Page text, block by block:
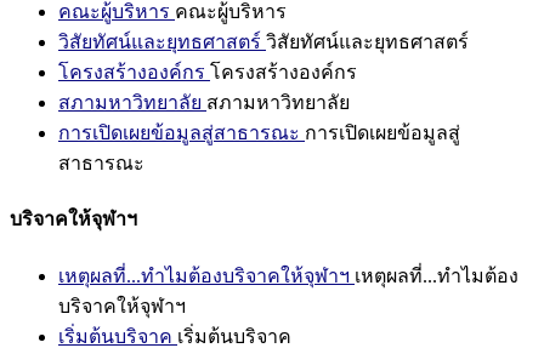
คณะผู้บริหาร คณะผู้บริหาร
วิสัยทัศน์และยุทธศาสตร์ วิสัยทัศน์และยุทธศาสตร์
โครงสร้างองค์กร โครงสร้างองค์กร
สภามหาวิทยาลัย สภามหาวิทยาลัย
การเปิดเผยข้อมูลสู่สาธารณะ การเปิดเผยข้อมูลสู่
สาธารณะ
บริจาคให้จุฬาฯ
เหตุผลที่...ทำไมต้องบริจาคให้จุฬาฯ เหตุผลที่...ทำไมต้อง
บริจาคให้จุฬาฯ
เริ่มต้นบริจาค เริ่มต้นบริจาค